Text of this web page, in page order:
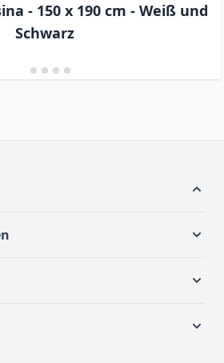
- 150 x 190 cm - Weiß und
Schwarz